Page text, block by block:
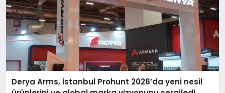
Derya Arms, İstanbul Prohunt 2026’da yeni nesil